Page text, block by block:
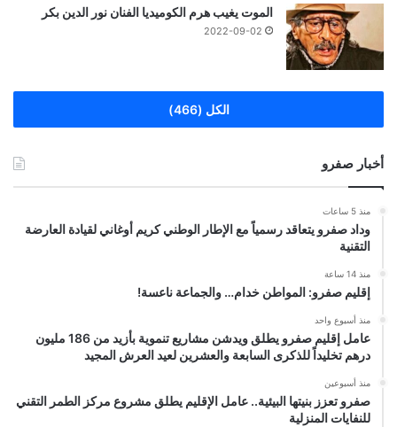
الموت يغيب هرم الكوميديا الفنان نور الدين بكر
2022-09-02
الكل (466)
أخبار صفرو
منذ 5 ساعات
وداد صفرو يتعاقد رسمياً مع الإطار الوطني كريم أوغاني لقيادة العارضة
التقنية
منذ 14 ساعة
إقليم صفرو: المواطن خدام… والجماعة ناعسة!
منذ أسبوع واحد
عامل إقليم صفرو يطلق ويدشن مشاريع تنموية بأزيد من 186 مليون
درهم تخليداً للذكرى السابعة والعشرين لعيد العرش المجيد
منذ أسبوعين
صفرو تعزز بنيتها البيئية.. عامل الإقليم يطلق مشروع مركز الطمر التقني
للنفايات المنزلية